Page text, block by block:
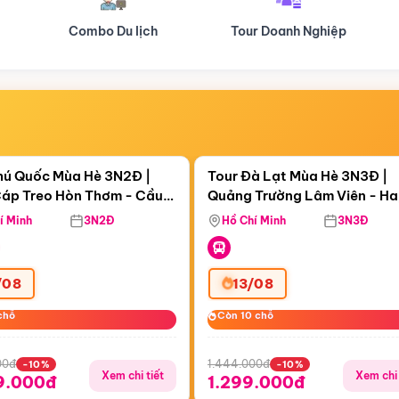
Tour Doanh Nghiệp Du lịch Hành Hương
04:07:45
Treo Hòn Thơm
Quốc Mùa Hè 3N2Đ |
Treo Hòn Thơm - Cầu
Viên Nước Aquatopia
Minh 3N2Đ
-10%
Xem chi tiết
Còn05 ngày 04:07:45
Tour Đà Lạt Mùa Hè 3N3Đ |
Quảng Trường Lâm Viên -
Hill - Puppy Farm
Hồ Chí Minh 3N3Đ
13/08
Còn 10 chỗ
Còn 10 chỗ
1.444.000đ -10%
1.299.000đ Xem